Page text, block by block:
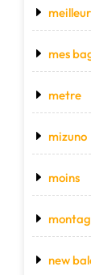
mes
metre
mizuno
moins
new